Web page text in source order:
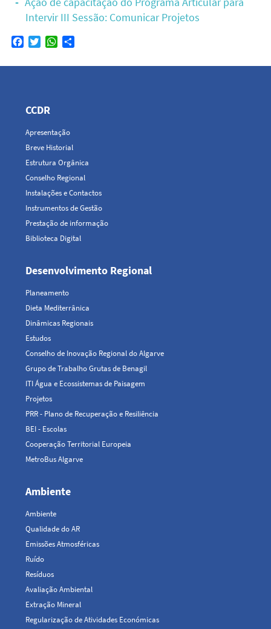
Intervir III Sessão: Comunicar Projetos
Facebook
TwitterWhatsApp
principal
CCDR
Apresentação
Breve Historial
Estrutura Orgânica
Conselho Regional
Instalações e Contactos
Instrumentos de Gestão
Prestação de informação
Biblioteca Digital
Desenvolvimento Regional
Planeamento
Dieta Mediterrânica
Dinâmicas Regionais
Estudos
Conselho de Inovação Regional do Algarve
Grupo de Trabalho Grutas de Benagil
ITI Água e Ecossistemas de Paisagem
Projetos
PRR - Plano de Recuperação e Resiliência
BEI - Escolas
Cooperação Territorial Europeia
MetroBus Algarve
Ambiente
Ambiente
Qualidade do AR
Emissões Atmosféricas
Ruído
Resíduos
Avaliação Ambiental
Extração Mineral
Regularização de Atividades Económicas